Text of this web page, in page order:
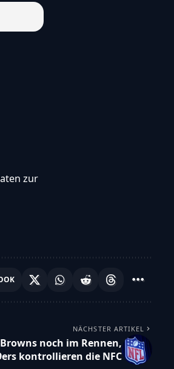
zur
NÄCHSTER ARTIKEL
noch im Rennen,
kontrollieren die NFC